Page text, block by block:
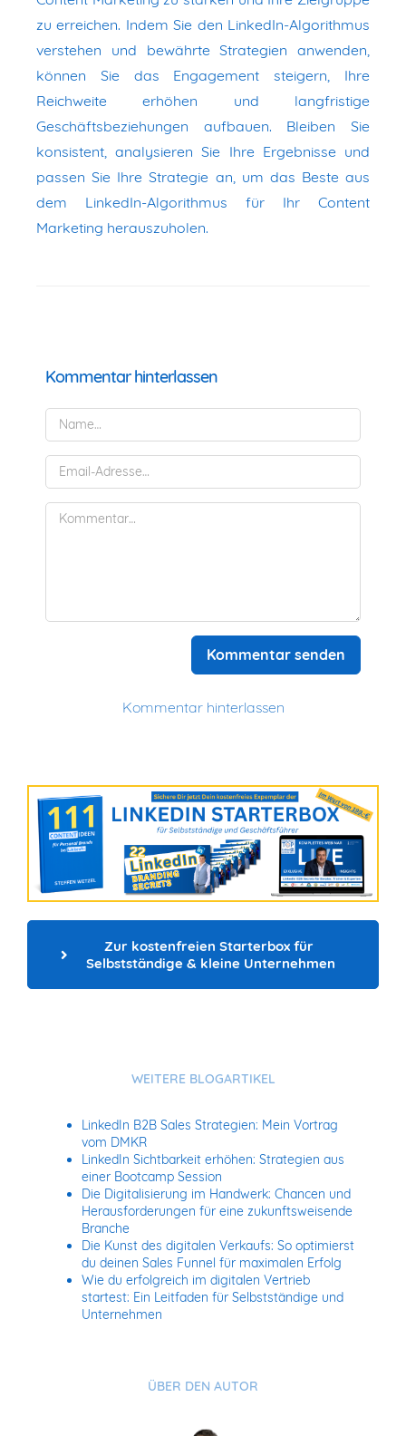
zu erreichen. Indem Sie den LinkedIn-Algorithmus
verstehen und bewährte Strategien anwenden,
können Sie das Engagement steigern, Ihre
Reichweite erhöhen und langfristige
Geschäftsbeziehungen aufbauen. Bleiben Sie
konsistent, analysieren Sie Ihre Ergebnisse und
passen Sie Ihre Strategie an, um das Beste aus
dem LinkedIn-Algorithmus für Ihr Content
Marketing herauszuholen.
Kommentar hinterlassen
Kommentar senden
Kommentar hinterlassen
Zur kostenfreien Starterbox für
Selbstständige & kleine Unternehmen
WEITERE BLOGARTIKEL
LinkedIn B2B Sales Strategien: Mein Vortrag
vom DMKR
LinkedIn Sichtbarkeit erhöhen: Strategien aus
einer Bootcamp Session
Die Digitalisierung im Handwerk: Chancen und
Herausforderungen für eine zukunftsweisende
Branche
Die Kunst des digitalen Verkaufs: So optimierst
du deinen Sales Funnel für maximalen Erfolg
Wie du erfolgreich im digitalen Vertrieb
startest: Ein Leitfaden für Selbstständige und
Unternehmen
ÜBER DEN AUTOR